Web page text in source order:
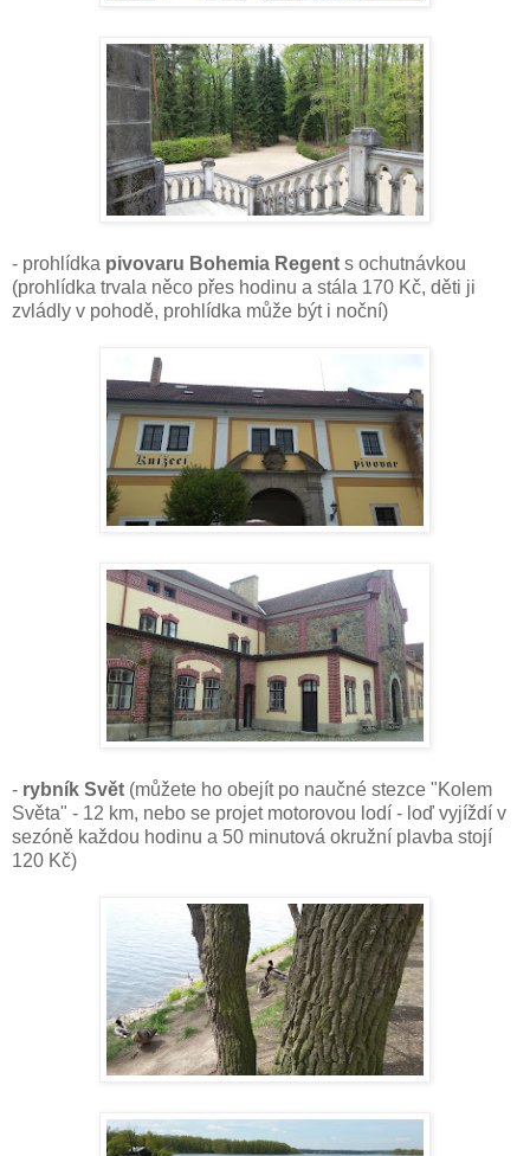
- prohlídka pivovaru Bohemia Regent s ochutnávkou
(prohlídka trvala něco přes hodinu a stála 170 Kč, děti ji
zvládly v pohodě, prohlídka může být i noční)
- rybník Svět (můžete ho obejít po naučné stezce "Kolem
Světa" - 12 km, nebo se projet motorovou lodí - loď vyjíždí v
sezóně každou hodinu a 50 minutová okružní plavba stojí
120 Kč)